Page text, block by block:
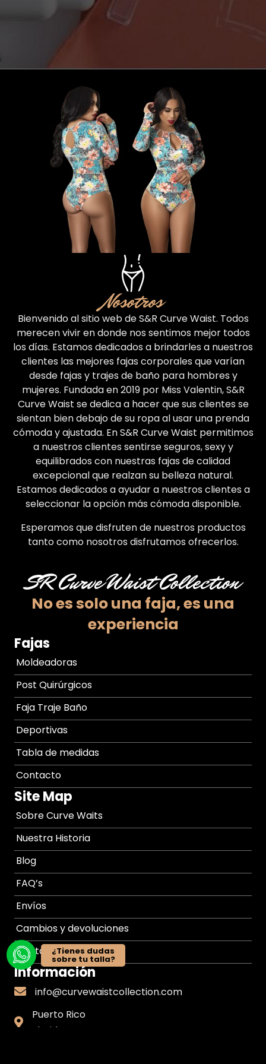
Nosotros
Bienvenido al sitio web de S&R Curve Waist. Todos
merecen vivir en donde nos sentimos mejor todos
los días. Estamos dedicados a brindarles a nuestros
clientes las mejores fajas corporales que varían
desde fajas y trajes de baño para hombres y
mujeres. Fundada en 2019 por Miss Valentin, S&R
Curve Waist se dedica a hacer que sus clientes se
sientan bien debajo de su ropa al usar una prenda
cómoda y ajustada. En S&R Curve Waist permitimos
a nuestros clientes sentirse seguros, sexy y
equilibrados con nuestras fajas de calidad
excepcional que realzan su belleza natural.
Estamos dedicados a ayudar a nuestros clientes a
seleccionar la opción más cómoda disponible.
Esperamos que disfruten de nuestros productos
tanto como nosotros disfrutamos ofrecerlos.
SR Curve Waist Collection
No es solo una faja,es una
experiencia
Fajas
Moldeadoras
Post Quirúrgicos
Faja Traje Baño
Deportivas
Tabla de medidas
Contacto
Site Map
Sobre Curve Waits
Nuestra Historia
Blog
FAQ’s
Envíos
Cambios y devoluciones
Contacto
Información
info@curvewaistcollection.com
info@curvewaistcollection.com
Puerto
Puerto Rico
Florida, US
¿Tienes dudas
sobre tu talla?